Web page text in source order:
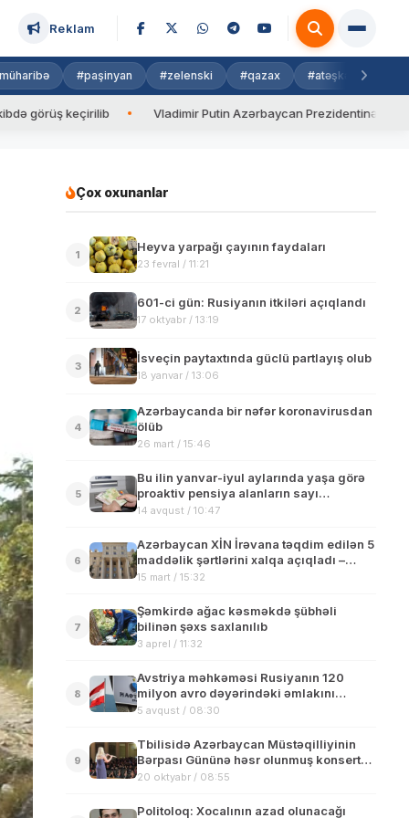
Reklam
#paşinyan #zelenski #qazax #atəşkəs
keçirilib Vladimir Putin Azərbaycan Prezidentinə zəng edib
Çox oxunanlar
1
Heyva yarpağı çayının faydaları
23 fevral / 11:21
2
601-ci gün: Rusiyanın itkiləri açıqlandı
17 oktyabr / 13:19
3
İsveçin paytaxtında güclü partlayış olub
18 yanvar / 13:06
4
Azərbaycanda bir nəfər koronavirusdan
ölüb
26 mart / 15:46
5
Bu ilin yanvar-iyul aylarında yaşa görə
proaktiv pensiya alanların sayı
açıqlanıb
14 avqust / 10:47
6
Azərbaycan XİN İrəvana təqdim edilən 5
maddəlik şərtlərini xalqa açıqladı –
Gələcəkdə belə qarşılıqlı ərazi
15 mart / 15:32
7
Şəmkirdə ağac kəsməkdə şübhəli
bilinən şəxs saxlanılıb
3 aprel / 11:32
8
Avstriya məhkəməsi Rusiyanın 120
milyon avro dəyərindəki əmlakını
“Naftogaz”a verdi
5 avqust / 08:30
9
Tbilisidə Azərbaycan Müstəqilliyinin
Bərpası Gününə həsr olunmuş konsert
keçirilib
20 oktyabr / 08:55
Politoloq: Xocalının azad olunacağı